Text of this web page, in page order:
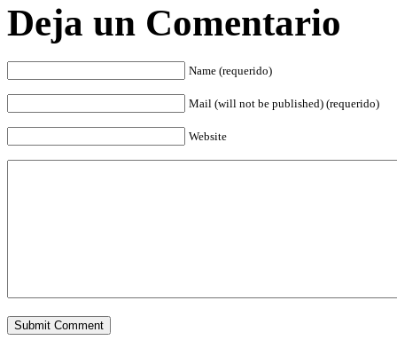
Deja un Comentario
Name (requerido)
Mail (will not be published) (requerido)
Website